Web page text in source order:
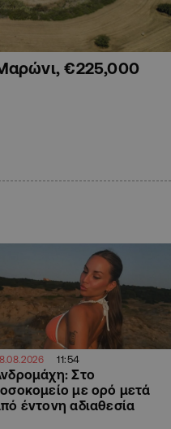
€225,000
11:54
Στο
με ορό μετά
έντονη αδιαθεσία